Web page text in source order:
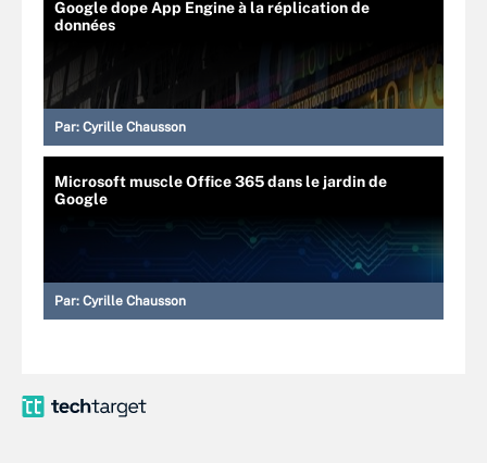
Google dope App Engine à la réplication de
données
Par: Cyrille Chausson
Microsoft muscle Office 365 dans le jardin de
Google
Par: Cyrille Chausson